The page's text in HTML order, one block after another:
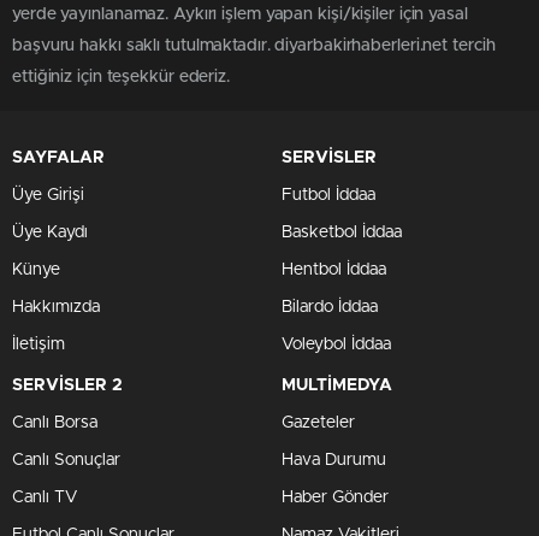
yerde yayınlanamaz. Aykırı işlem yapan kişi/kişiler için yasal
başvuru hakkı saklı tutulmaktadır. diyarbakirhaberleri.net tercih
ettiğiniz için teşekkür ederiz.
SAYFALAR
Üye Girişi
Üye Kaydı
Künye
Hakkımızda
İletişim
SERVİSLER
Futbol İddaa
Basketbol İddaa
Hentbol İddaa
Bilardo İddaa
Voleybol İddaa
SERVİSLER 2
Canlı Borsa
Canlı Sonuçlar
Canlı TV
MULTİMEDYA
Gazeteler
Hava Durumu
Haber Gönder